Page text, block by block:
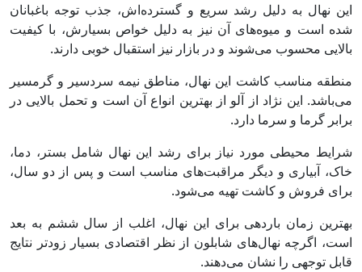
این نهال به دلیل رشد سریع و گسترده‌اش، جذب توجه باغبانان
شده است و میوه‌های آن نیز به دلیل خواص بسیارش، با کیفیت
بالایی محسوب می‌شوند و در بازار نیز استقبال خوبی دارند.
منطقه مناسب کاشت این نهال، مناطق نیمه سردسیر و گرمسیر
می‌باشد. این نژاد از آلو از بهترین انواع آن است و تحمل بالایی در
برابر گرما و سرما دارد.
شرایط محیطی مورد نیاز برای رشد این نهال شامل بستر، دما،
خاک، آبیاری و دیگر مراقبت‌های مناسب است و پس از دو سال،
برای فروش و کاشت تهیه می‌شود.
بهترین زمان باردهی برای این نهال، اغلب از سال ششم به بعد
است، اگرچه نهال‌های شابلون از نظر اقتصادی بسیار زودتر نتایج
قابل توجهی را نشان می‌دهند.